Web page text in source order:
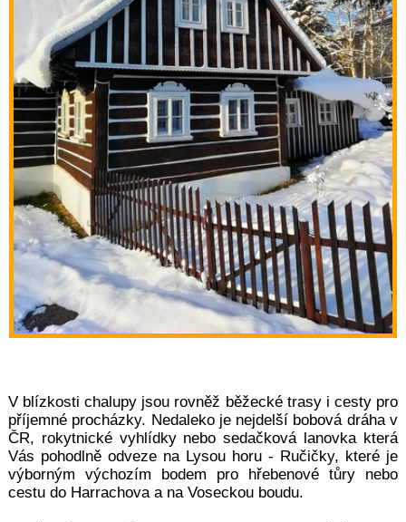
V blízkosti chalupy jsou rovněž běžecké trasy i cesty pro
příjemné procházky. Nedaleko je nejdelší bobová dráha v
ČR, rokytnické vyhlídky nebo sedačková lanovka která
Vás pohodlně odveze na Lysou horu - Ručičky, které je
výborným výchozím bodem pro hřebenové tůry nebo
cestu do Harrachova a na Voseckou boudu.